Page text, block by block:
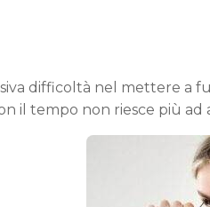
difficoltà nel mettere a
il tempo non riesce più